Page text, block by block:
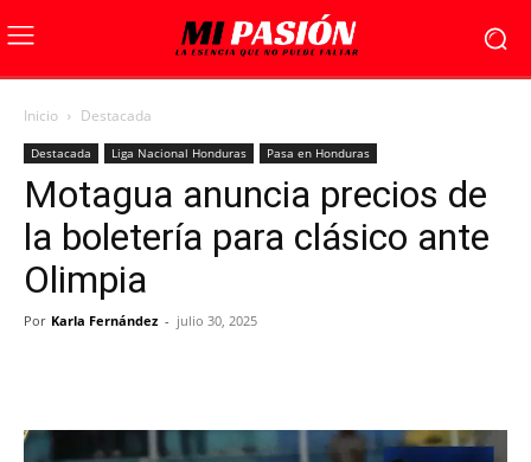
Inicio Destacada
Destacada Liga Nacional Honduras Pasa en Honduras
Motagua anuncia precios de
la boletería para clásico ante
Olimpia
Por Karla Fernández - julio 30, 2025